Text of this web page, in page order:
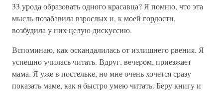
33 урода образовать одного красавца? Я помню, что эта
мысль позабавила взрослых и, к моей гордости,
возбудила у них целую дискуссию.
Вспоминаю, как оскандалилась от излишнего рвения. Я
успешно училась читать. Вдруг, вечером, приезжает
мама. Я уже в постельке, но мне очень хочется сразу
показать маме, как я быстро умею читать. Беру книгу и